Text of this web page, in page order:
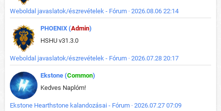
Weboldal javaslatok/észrevételek - Fórum · 2026.08.06 22:14
PHOENIX (Admin)
HSHU v31.3.0
Weboldal javaslatok/észrevételek - Fórum · 2026.07.28 20:17
Ekstone (Common)
Kedves Naplóm!
Ekstone Hearthstone kalandozásai - Fórum · 2026.07.27 07:09